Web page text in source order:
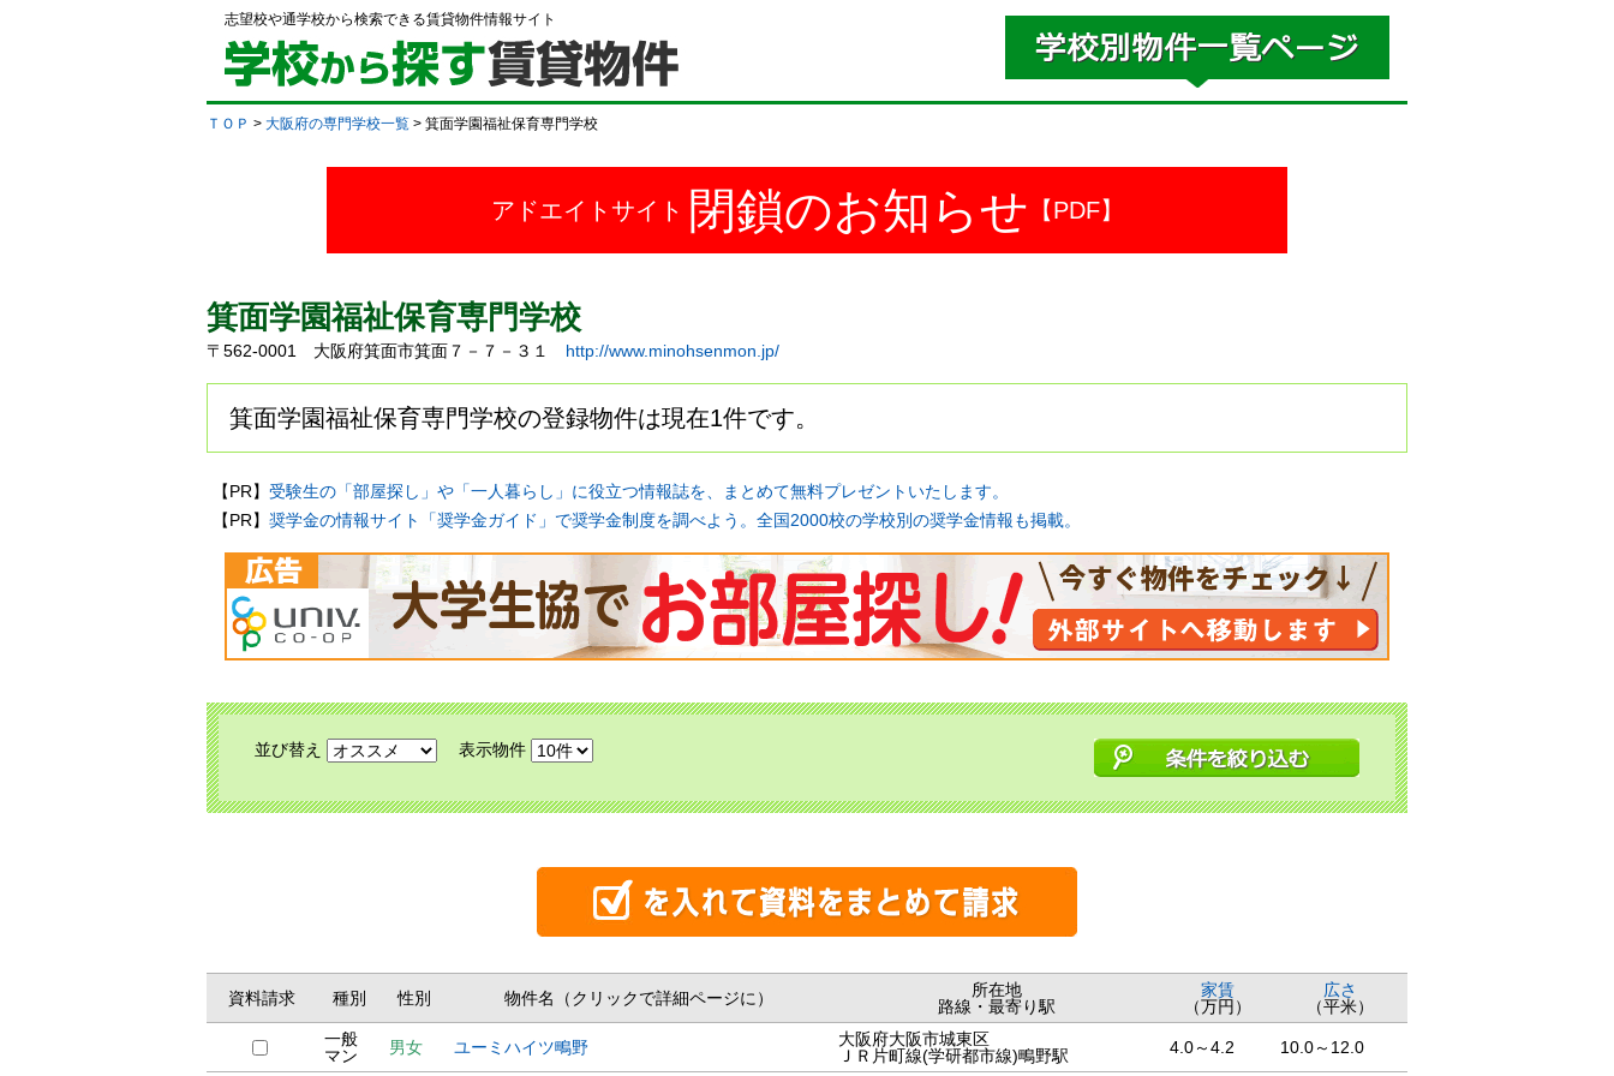
志望校や通学校から検索できる賃貸物件情報サイト
ＴＯＰ > 大阪府の専門学校一覧 > 箕面学園福祉保育専門学校
アドエイトサイト 閉鎖のお知らせ 【PDF】
箕面学園福祉保育専門学校
〒562-0001 大阪府箕面市箕面７－７－３１ http://www.minohsenmon.jp/
箕面学園福祉保育専門学校の登録物件は現在1件です。
【PR】 受験生の「部屋探し」や「一人暮らし」に役立つ情報誌を、まとめて無料プレゼントいたします。
【PR】 奨学金の情報サイト「奨学金ガイド」で奨学金制度を調べよう。全国2000校の学校別の奨学金情報も掲載。
並び替え 表示物件
資料請求 種別 性別 物件名（クリックで詳細ページに）
所在地
路線・最寄り駅
家賃
（万円）
広さ
（平米）
一般
マン
男女 ユーミハイツ鴫野
大阪府大阪市城東区
ＪＲ片町線(学研都市線)鴫野駅
4.0～4.2 10.0～12.0